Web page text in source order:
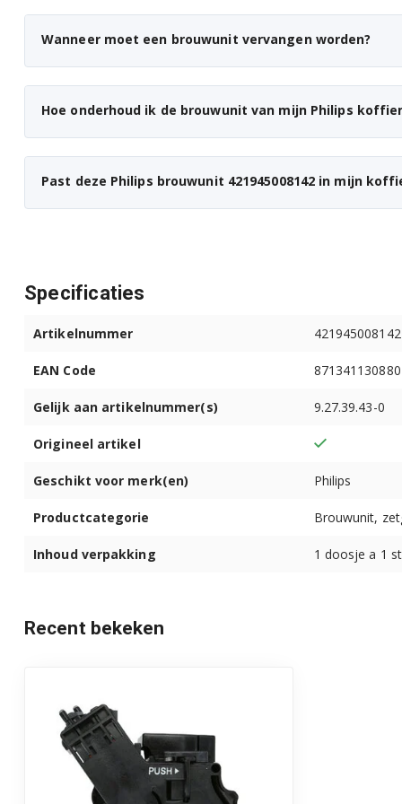
Wanneer moet een brouwunit vervangen worden?
Hoe onderhoud ik de brouwunit van mijn Philips
Past deze Philips brouwunit 421945008142 in mijn
Specificaties
Artikelnummer 421945008142
EAN Code
Gelijk aan artikelnummer(s) 9.27.39.43-0
Origineel artikel
Geschikt voor merk(en) Philips
Productcategorie Brouwunit,
Inhoud verpakking 1 doosje a 1
Recent bekeken